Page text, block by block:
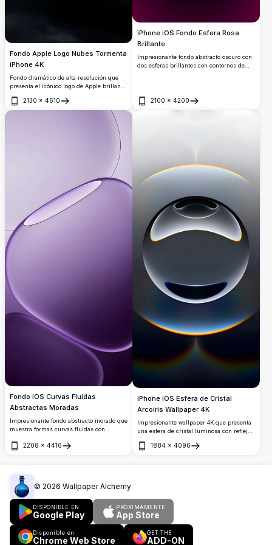
Fondo Apple Logo Nubes Tormenta
iPhone 4K
Fondo dramático de alta resolución que
presenta el icónico logo de Apple brillando
contra nubes tormentosas melancólicas.
Perfecto para dispositivos iPhone e iOS,
esta impresionante imagen 4K combina
elegancia con belleza atmosférica para
2130 × 4610
Abrir
iPhone iOS Fondo Esfera Rosa
Brillante
Impresionante fondo abstracto oscuro con
dos esferas brillantes con contornos de
púrpura y magenta, perfecto para
dispositivos iPhone e iOS modernos que
2100 × 4200
Abrir
Fondo iOS Curvas Fluidas
Abstractas Moradas
Impresionante fondo abstracto morado que
muestra formas curvas fluidas con
alta resolución presenta formas orgánicas
experiencia visual minimalista y lujosa.
2208 × 4416
Abrir
iPhone iOS Esfera de Cristal
Arcoíris Wallpaper 4K
Impresionante wallpaper 4K que presenta
una esfera de cristal luminosa con reflejos
etéreos. El orbe translúcido muestra
1884 × 4096
Abrir
© 2026 Wallpaper Alchemy
DISPONIBLE EN
Google Play
PRÓXIMAMENTE
App Store
Disponible en
Chrome Web Store
GET THE
ADD-ON